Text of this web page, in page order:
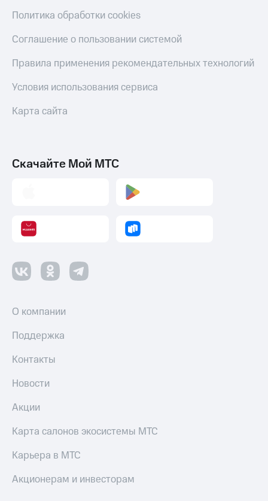
Политика обработки cookies
Соглашение о пользовании системой
Правила применения рекомендательных технологий
Условия использования сервиса
Карта сайта
Скачайте Мой МТС
О компании
Поддержка
Контакты
Новости
Акции
Карта салонов экосистемы МТС
Карьера в МТС
Акционерам и инвесторам